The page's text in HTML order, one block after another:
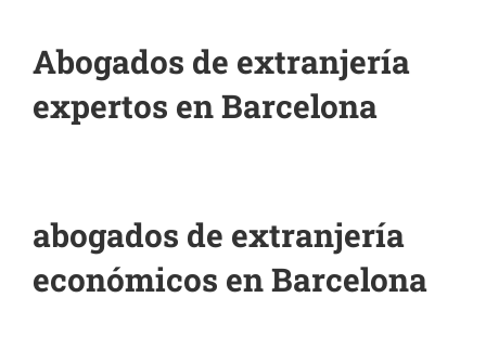
Abogados de extranjería
expertos en Barcelona
abogados de extranjería
económicos en Barcelona